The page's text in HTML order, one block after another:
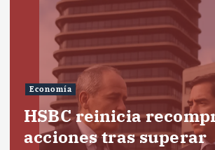
Economía
HSBC reinicia
acciones tras superar